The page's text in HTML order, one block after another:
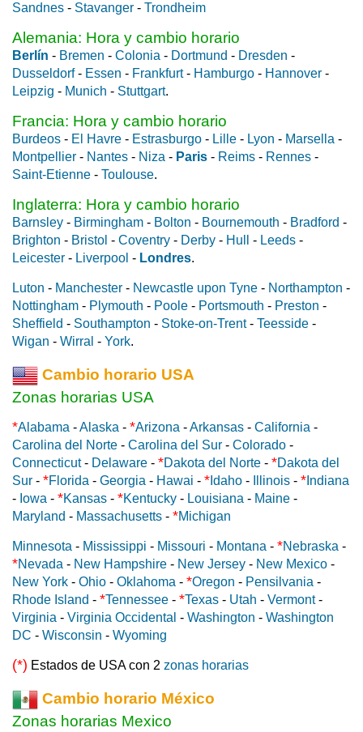
Sandnes - Stavanger - Trondheim
Alemania: Hora y cambio horario
Berlín - Bremen - Colonia - Dortmund - Dresden -
Dusseldorf- Essen - Frankfurt- Hamburgo - Hannover -
Leipzig - Munich - Stuttgart.
Francia: Hora y cambio horario
Burdeos - El Havre - Estrasburgo - Lille - Lyon - Marsella -
Montpellier - Nantes - Niza - Paris - Reims - Rennes -
Saint-Etienne - Toulouse.
Inglaterra: Hora y cambio horario
Barnsley - Birmingham - Bolton - Bournemouth - Bradford -
Brighton - Bristol - Coventry - Derby - Hull - Leeds -
Leicester - Liverpool - Londres.
Luton - Manchester - Newcastle upon Tyne - Northampton -
Nottingham - Plymouth - Poole - Portsmouth - Preston -
Sheffield - Southampton - Stoke-on-Trent- Teesside -
Wigan - Wirral - York.
Cambio horario USA
Zonas horarias USA
*Alabama -Alaska - *Arizona -Arkansas - California -
Carolina del Norte - Carolina del Sur - Colorado -
Connecticut- Delaware - *Dakota del Norte - *Dakota del
Sur - *Florida - Georgia - Hawai - * Idaho - Illinois - * Indiana
- Iowa - *Kansas - *Kentucky - Louisiana - Maine -
Maryland - Massachusetts - *Michigan
Minnesota - Mississippi - Missouri - Montana - *Nebraska -
*Nevada - New Hampshire - New Jersey - New Mexico -
New York - Ohio - Oklahoma - *Oregon - Pensilvania -
Rhode Island - *Tennessee - *Texas - Utah - Vermont-
Virginia - Virginia Occidental - Washington - Washington
DC - Wisconsin - Wyoming
(*) Estados de USA con 2 zonas horarias
Cambio horario México
Zonas horarias Mexico